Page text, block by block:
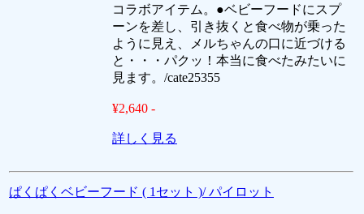
コラボアイテム。●ベビーフードにスプ
ーンを差し、引き抜くと食べ物が乗った
ように見え、メルちゃんの口に近づける
と・・・パクッ！本当に食べたみたいに
見ます。/cate25355
¥2,640 -
詳しく見る
ぱくぱくベビーフード ( 1セット )/ パイロット